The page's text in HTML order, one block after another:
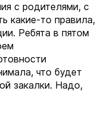
с родителями, с
какие-то правила,
Ребята в пятом
что будет
закалки. Надо,